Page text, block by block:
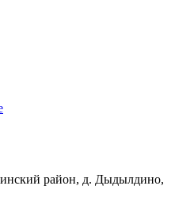
район, д. Дыдылдино,